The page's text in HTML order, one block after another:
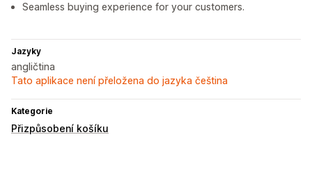
Seamless buying experience for your customers.
Jazyky
angličtina
Tato aplikace není přeložena do jazyka čeština
Kategorie
Přizpůsobení košíku